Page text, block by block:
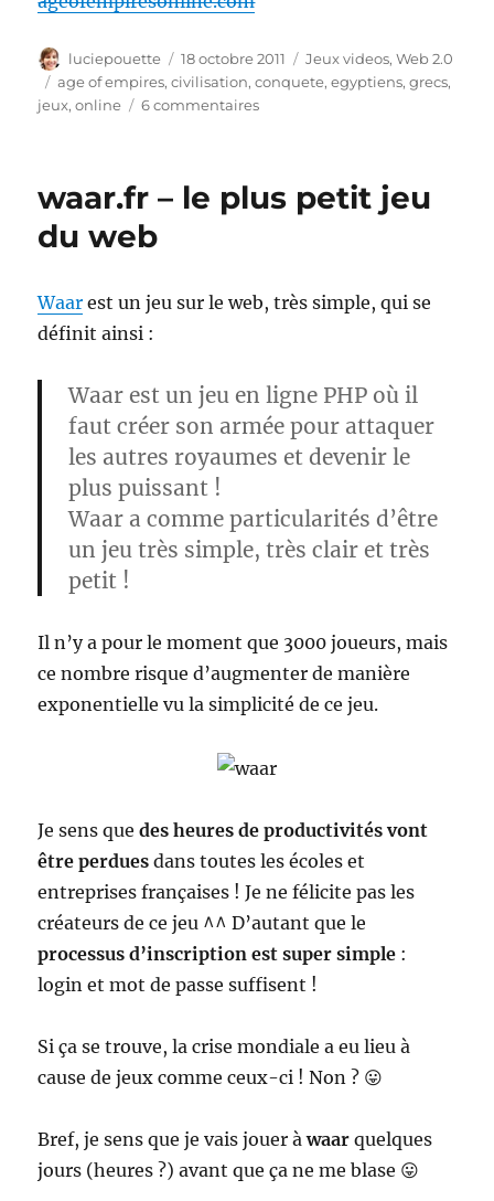
Auteur
luciepouette
Publié
le
18 octobre 2011 Catégories
Jeux videos,Web 2.0
Étiquettes
age of empires,civilisation,conquete,egyptiens,grecs,
jeux,online 6 commentairessur
online
waar.fr – le plus petit jeu
du web
Waar est un jeu sur le web, très simple, qui se
définit ainsi :
Waarest un jeu en ligne PHP où il
faut créer son armée pour attaquer
les autres royaumes et devenir le
plus puissant !
Waar a comme particularités d’être
un jeu très simple, très clair et très
petit !
Il n’y a pour le moment que 3000 joueurs, mais
ce nombre risque d’augmenter de manière
exponentielle vu la simplicité de ce jeu.
Je sens que des heures de productivités vont
être perdues dans toutes les écoles et
entreprises françaises ! Je ne félicite pas les
créateurs de ce jeu ^^ D’autant que le
processus d’inscription est super simple :
login et mot de passe suffisent !
Si ça se trouve, la crise mondiale a eu lieu à
cause de jeux comme ceux-ci ! Non ? 😛
Bref, je sens que je vais jouer àwaarquelques
jours (heures ?) avant que ça ne me blase 😛